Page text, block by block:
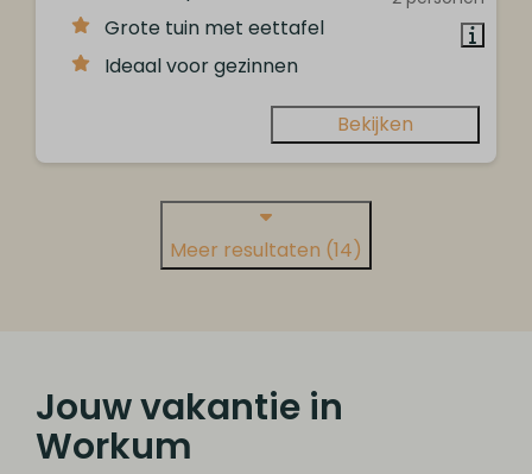
Grote tuin met eettafel
Ideaal voor gezinnen
Bekijken
Meer resultaten (14)
Jouw vakantie in
Workum